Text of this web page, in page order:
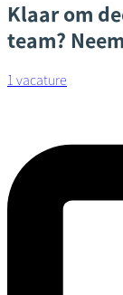
Klaar om
team?
1 vacature